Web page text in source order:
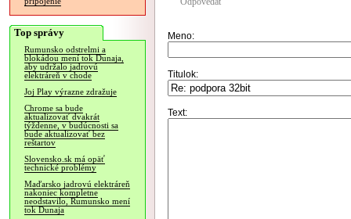
Top správy
Rumunsko odstrelmi a
blokádou mení tok Dunaja,
aby udržalo jadrovú
elektráreň v chode
Joj Play výrazne zdražuje
Chrome sa bude
aktualizovať dvakrát
týždenne, v budúcnosti sa
bude aktualizovať bez
reštartov
Slovensko.sk má opäť
technické problémy
Maďarsko jadrovú elektráreň
nakoniec kompletne
neodstavilo, Rumunsko mení
tok Dunaja
Meno:
Titulok:
Text: